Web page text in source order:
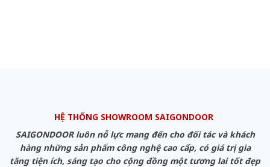
HỆ THỐNG SHOWROOM SAIGONDOOR
SAIGONDOOR luôn nỗ lực mang đến cho đối tác và khách
hàng những sản phẩm công nghệ cao cấp, có giá trị gia
tăng tiện ích, sáng tạo cho cộng đồng một tương lai tốt đẹp